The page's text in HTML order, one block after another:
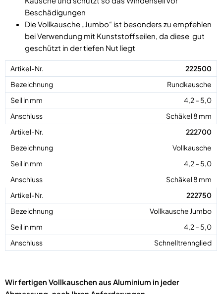
Beschädigungen
Die Vollkausche „Jumbo“ ist besonders zu empfehlen
bei Verwendung mit Kunststoffseilen, da diese gut
geschützt in der tiefen Nut liegt
222500
Rundkausche
4,2 – 5,0
Schäkel 8 mm
222700
Vollkausche
4,2 – 5,0
Schäkel 8 mm
222750
Vollkausche Jumbo
4,2 – 5,0
Schnelltrennglied
Wir fertigen Vollkauschen aus Aluminium in jeder